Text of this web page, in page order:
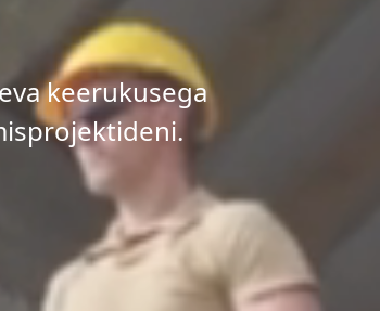
keerukusega